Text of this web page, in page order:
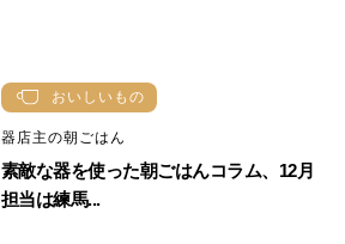
おいしいもの
器店主の朝ごはん
素敵な器を使った朝ごはんコラム、12月
担当は練馬...